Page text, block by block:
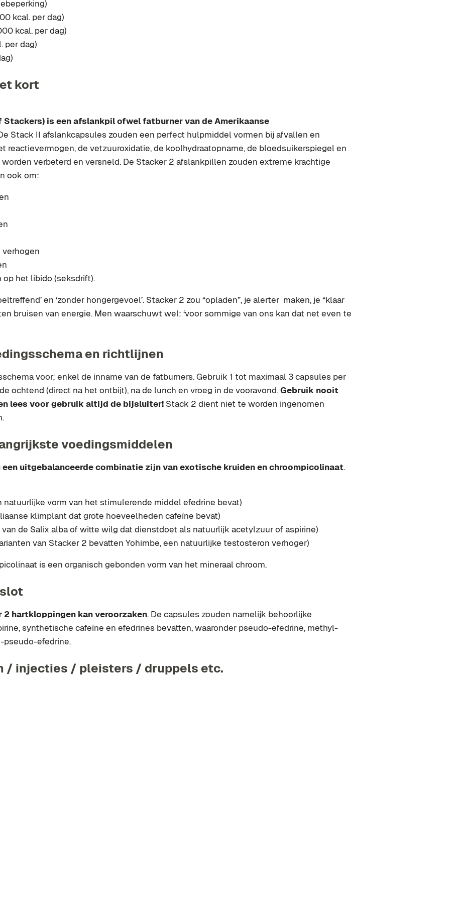
kcal. per dag)
kcal. per dag)
per dag)
kort
is een afslankpil ofwel fatburner van de Amerikaanse
Stack II afslankcapsules zouden een perfect hulpmiddel vormen bij afvallen en
reactievermogen, de vetzuuroxidatie, de koolhydraatopname, de bloedsuikerspiegel en
verbeterd en versneld. De Stacker 2 afslankpillen zouden extreme krachtige
ook om:
het libido (seksdrift).
en ‘zonder hongergevoel’. Stacker 2 zou “opladen”, je alerter maken, je “klaar
bruisen van energie. Men waarschuwt wel: ‘voor sommige van ons kan dat net even te
en richtlijnen
voor; enkel de inname van de fatburners. Gebruik 1 tot maximaal 3 capsules per
ochtend (direct na het ontbijt), na de lunch en vroeg in de vooravond.Gebruik nooit
lees voor gebruik altijd de bijsluiter! Stack 2 dient niet te worden ingenomen
voedingsmiddelen
uitgebalanceerdecombinatie zijn van exotische kruiden en chroompicolinaat.
natuurlijke vorm van het stimulerende middel efedrine bevat)
klimplant dat grote hoeveelheden cafeïne bevat)
van de Salix alba of witte wilg dat dienstdoet als natuurlijk acetylzuur of aspirine)
van Stacker 2 bevatten Yohimbe, een natuurlijke testosteron verhoger)
is een organisch gebonden vorm van het mineraal chroom.
hartkloppingen kan veroorzaken. De capsules zouden namelijk behoorlijke
synthetische cafeïne en efedrines bevatten, waaronder pseudo-efedrine, methyl-
pseudo-efedrine.
/ injecties / pleisters / druppels etc.